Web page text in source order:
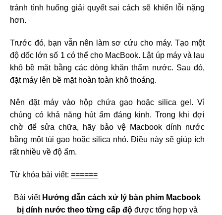
tránh tình huống giải quyết sai cách sẽ khiến lỗi nặng
hơn.
Trước đó, bạn vẫn nên làm sơ cứu cho máy. Tạo một
độ dốc lớn số 1 có thể cho MacBook. Lật úp máy và lau
khô bề mặt bằng các dòng khăn thấm nước. Sau đó,
đặt máy lên bề mặt hoàn toàn khô thoáng.
Nên đặt máy vào hộp chứa gạo hoặc silica gel. Vì
chúng có khả năng hút ẩm đáng kinh. Trong khi đợi
chờ để sửa chữa, hãy bảo vệ Macbook dính nước
bằng một túi gạo hoặc silica nhỏ. Điều này sẽ giúp ích
rất nhiều về độ ẩm.
Từ khóa bài viết: ======
Bài viết Hướng dẫn cách xử lý bàn phím Macbook
bị dính nước theo từng cấp độ được tổng hợp và